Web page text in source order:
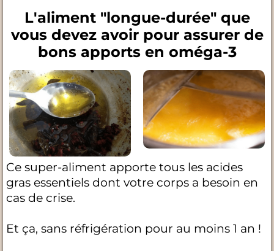
L'aliment "longue-durée" que
vous devez avoir pour assurer de
bons apports en oméga-3
Ce super-aliment apporte tous les acides
gras essentiels dont votre corps a besoin en
cas de crise.
Et ça, sans réfrigération pour au moins 1 an !